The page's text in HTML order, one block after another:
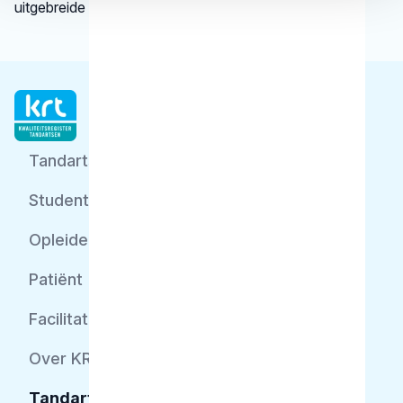
uitgebreide informatie.
Tandarts
Student
Opleider
Patiënt
Facilitator
Over KRT
Tandarts